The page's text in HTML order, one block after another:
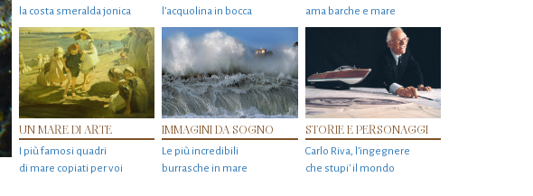
la costa smeralda jonica
l’acquolina in bocca
ama barche e mare
UN MARE DI ARTE
I più famosi quadri
di mare copiati per voi
IMMAGINI DA SOGNO
Le più incredibili
burrasche in mare
STORIE E PERSONAGGI
Carlo Riva, l’ingegnere
che stupi' il mondo